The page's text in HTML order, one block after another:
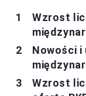
Wzrost
Nowości i
Wzrost